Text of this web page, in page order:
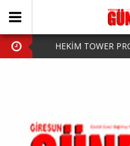
HEKİM TOWER
HARUN CİCİ: